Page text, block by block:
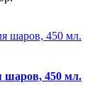
шаров, 450 мл.